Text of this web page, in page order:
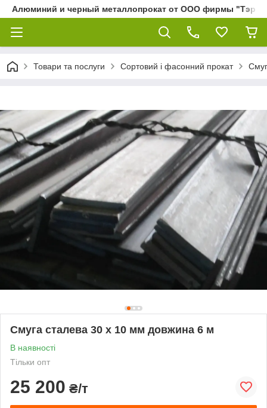
Алюминий и черный металлопрокат от ООО фирмы "Тэра"
Товари та послуги Сортовий і фасонний прокат
Смуга сталева 30 х 10 мм довжина 6 м
В наявності
Тільки опт
25 200 ₴/т